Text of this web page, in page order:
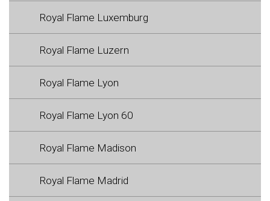
Royal Flame Luxemburg
Royal Flame Luzern
Royal Flame Lyon
Royal Flame Lyon 60
Royal Flame Madison
Royal Flame Madrid